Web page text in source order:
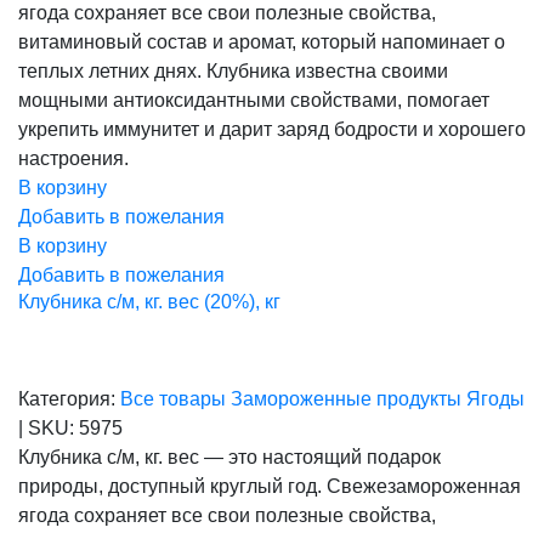
ягода сохраняет все свои полезные свойства,
витаминовый состав и аромат, который напоминает о
теплых летних днях. Клубника известна своими
мощными антиоксидантными свойствами, помогает
укрепить иммунитет и дарит заряд бодрости и хорошего
настроения.
В корзину
Добавить в пожелания
В корзину
Добавить в пожелания
Клубника с/м, кг. вес (20%), кг
Категория: Все товары Замороженные продукты Ягоды
SKU: 5975
Клубника с/м, кг. вес — это настоящий подарок
природы, доступный круглый год. Свежезамороженная
ягода сохраняет все свои полезные свойства,